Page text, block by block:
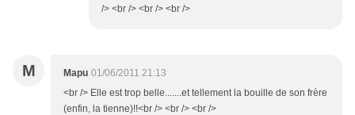
/> <br /> <br /> <br />
M Mapu 01/06/2011 21:13
<br /> Elle est trop belle.......et tellement la bouille de son frère
(enfin, la tienne)!!<br /> <br /> <br />